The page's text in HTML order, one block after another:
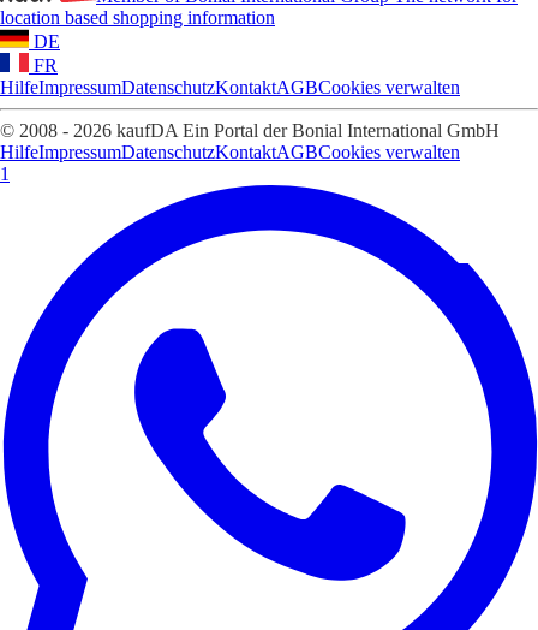
location based shopping information
DE
FR
HilfeImpressumDatenschutzKontaktAGBCookies verwalten
© 2008 - 2026 kaufDA Ein Portal der Bonial International GmbH
HilfeImpressumDatenschutzKontaktAGBCookies verwalten
1